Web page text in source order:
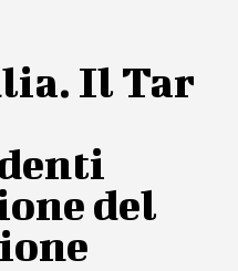
Il Tar
del